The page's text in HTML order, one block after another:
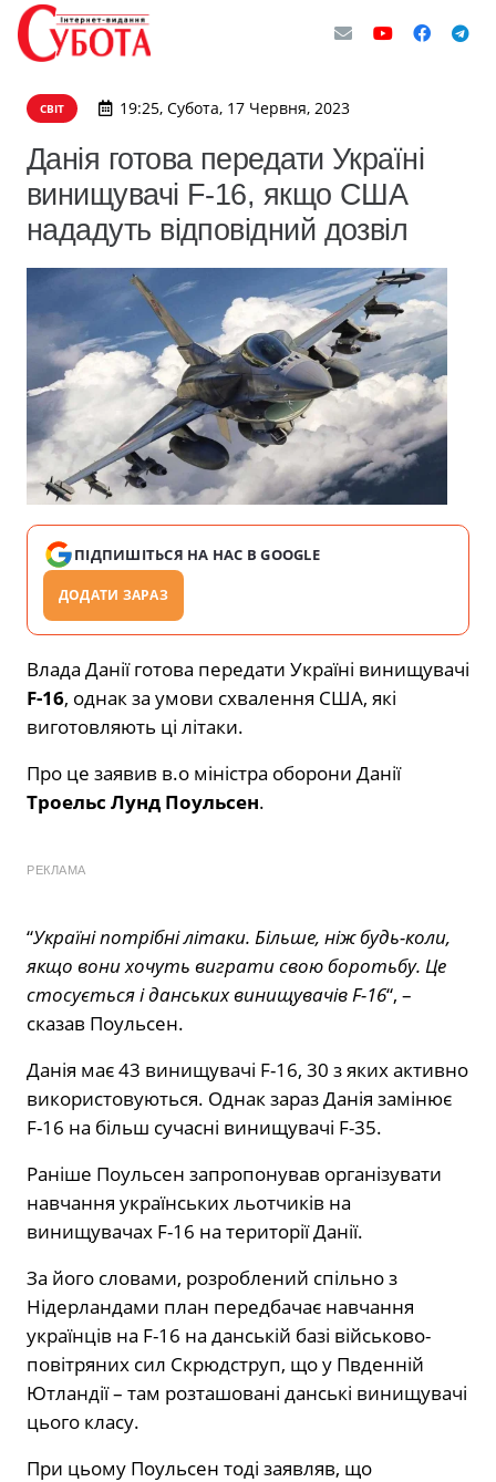
СВІТ 19:25, Субота, 17 Червня, 2023
Данія готова передати Україні
винищувачі F-16, якщо США
нададуть відповідний дозвіл
ПІДПИШІТЬСЯ НА НАС В GOOGLE
ДОДАТИ ЗАРАЗ
Влада Данії готова передати Україні винищувачі
F-16, однак за умови схвалення США, які
виготовляють ці літаки.
Про це заявив в.о міністра оборони Данії
Троельс Лунд Поульсен.
РЕКЛАМА
“Україні потрібні літаки. Більше, ніж будь-коли,
якщо вони хочуть виграти свою боротьбу. Це
стосується і данських винищувачів F-16“, –
сказав Поульсен.
Данія має 43 винищувачі F-16, 30 з яких активно
використовуються. Однак зараз Данія замінює
F-16 на більш сучасні винищувачі F-35.
Раніше Поульсен запропонував організувати
навчання українських льотчиків на
винищувачах F-16 на території Данії.
За його словами, розроблений спільно з
Нідерландами план передбачає навчання
українців на F-16 на данській базі військово-
повітряних сил Скрюдструп, що у Пвденній
Ютландії – там розташовані данські винищувачі
цього класу.
При цьому Поульсен тоді заявляв, що